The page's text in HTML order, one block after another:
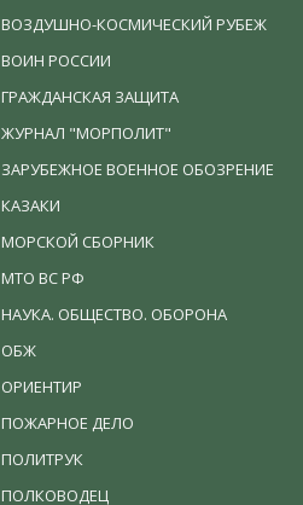
ВОЗДУШНО-КОСМИЧЕСКИЙ РУБЕЖ
ВОИН РОССИИ
ГРАЖДАНСКАЯ ЗАЩИТА
ЖУРНАЛ "МОРПОЛИТ"
ЗАРУБЕЖНОЕ ВОЕННОЕ ОБОЗРЕНИЕ
КАЗАКИ
МОРСКОЙ СБОРНИК
МТО ВС РФ
НАУКА. ОБЩЕСТВО. ОБОРОНА
ОБЖ
ОРИЕНТИР
ПОЖАРНОЕ ДЕЛО
ПОЛИТРУК
ПОЛКОВОДЕЦ